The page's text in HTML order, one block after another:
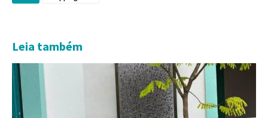
Leia também